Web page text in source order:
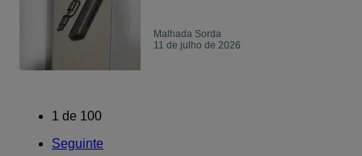
Malhada Sorda
11 de julho de 2026
1 de 100
Seguinte